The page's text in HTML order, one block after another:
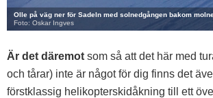
Olle på väg ner för Sadeln med solnedgången bakom
Foto: Oskar Ingves
Är det däremot som så att det här med
och tårar) inte är något för dig finns det
förstklassig helikopterskidåkning till ett